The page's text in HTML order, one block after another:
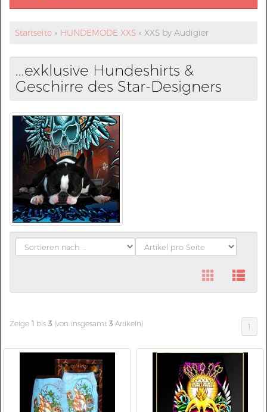
Startseite » HUNDEMODE XXS » XXS by Audigier
...exklusive Hundeshirts &
Geschirre des Star-Designers
Zeige 1 bis 3 (von insgesamt 3 Artikeln) 1